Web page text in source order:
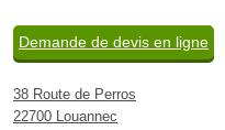
Demande de devis en ligne
38 Route de Perros
22700 Louannec